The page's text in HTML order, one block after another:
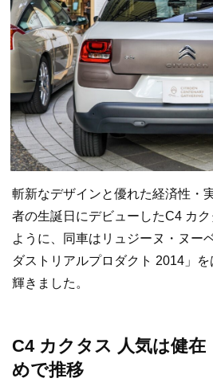
斬新なデザインと優れた経済性・
者の生誕日にデビューしたC4 カ
ように、同車はリュジーヌ・ヌー
ダストリアルプロダクト 2014」
輝きました。
C4 カクタス 人気は健在
めで推移